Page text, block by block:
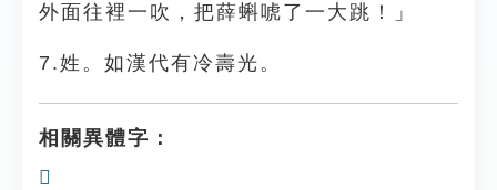
外面往裡一吹，把薛蝌唬了一大跳！」
7.姓。如漢代有冷壽光。
相關異體字：
𠘤